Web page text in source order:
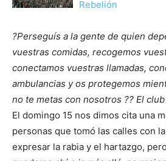
Rebelión
?Perseguís a la gente de quien
vuestras comidas, recogemos
conectamos vuestras llamadas,
ambulancias y os protegemos
no te metas con nosotros ?? El
El domingo 15 nos dimos cita una
personas que tomó las calles con
expresar la rabia y el hartazgo,